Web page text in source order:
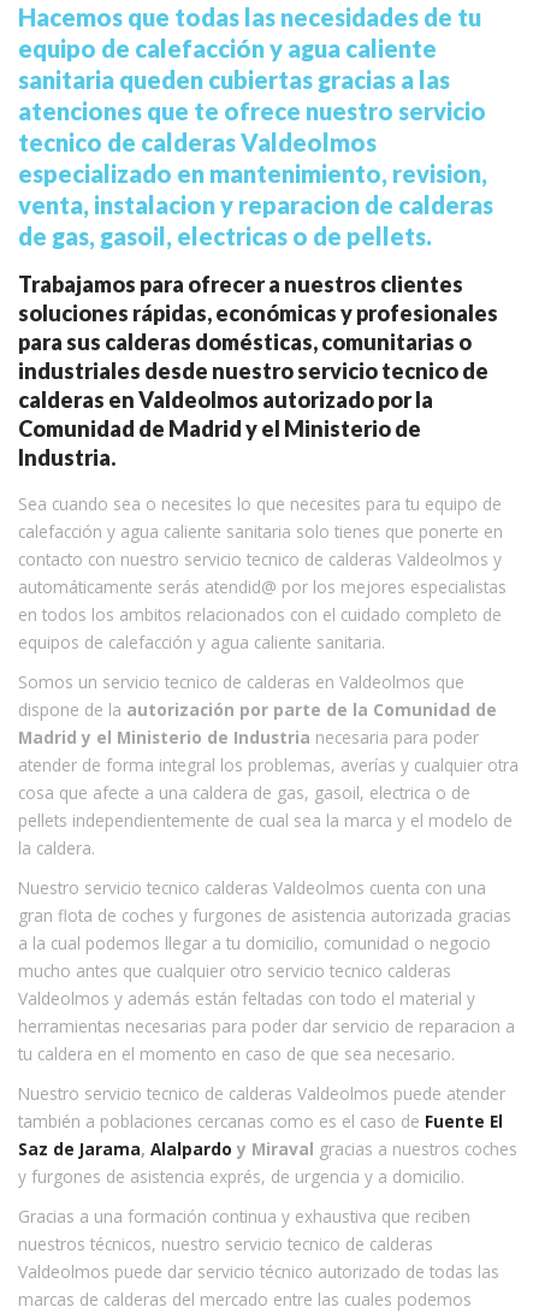
Hacemos que todas las necesidades de tu
equipo de calefacción y agua caliente
sanitaria queden cubiertas gracias a las
atenciones que te ofrece nuestro servicio
tecnico de calderas Valdeolmos
especializado en mantenimiento, revision,
venta, instalacion y reparacion de calderas
de gas, gasoil, electricas o de pellets.
Trabajamos para ofrecer a nuestros clientes
soluciones rápidas, económicas y profesionales
para sus calderas domésticas, comunitarias o
industriales desde nuestro servicio tecnico de
calderas en Valdeolmos autorizado por la
Comunidad de Madrid y el Ministerio de
Industria.
Sea cuando sea o necesites lo que necesites para tu equipo de
calefacción y agua caliente sanitaria solo tienes que ponerte en
contacto con nuestro servicio tecnico de calderas Valdeolmos y
automáticamente serás atendid@ por los mejores especialistas
en todos los ambitos relacionados con el cuidado completo de
equipos de calefacción y agua caliente sanitaria.
Somos un servicio tecnico de calderas en Valdeolmos que
dispone de la autorización por parte de la Comunidad de
Madrid y el Ministerio de Industria necesaria para poder
atender de forma integral los problemas, averías y cualquier otra
cosa que afecte a una caldera de gas, gasoil, electrica o de
pellets independientemente de cual sea la marca y el modelo de
la caldera.
Nuestro servicio tecnico calderas Valdeolmos cuenta con una
gran flota de coches y furgones de asistencia autorizada gracias
a la cual podemos llegar a tu domicilio, comunidad o negocio
mucho antes que cualquier otro servicio tecnico calderas
Valdeolmos y además están feltadas con todo el material y
herramientas necesarias para poder dar servicio de reparacion a
tu caldera en el momento en caso de que sea necesario.
Nuestro servicio tecnico de calderas Valdeolmos puede atender
también a poblaciones cercanas como es el caso de Fuente El
Saz de Jarama, Alalpardo y Miraval gracias a nuestros coches
y furgones de asistencia exprés, de urgencia y a domicilio.
Gracias a una formación continua y exhaustiva que reciben
nuestros técnicos, nuestro servicio tecnico de calderas
Valdeolmos puede dar servicio técnico autorizado de todas las
marcas de calderas del mercado entre las cuales podemos